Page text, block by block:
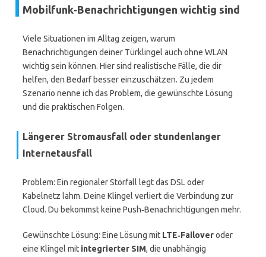
Mobilfunk‑Benachrichtigungen wichtig sind
Viele Situationen im Alltag zeigen, warum
Benachrichtigungen deiner Türklingel auch ohne WLAN
wichtig sein können. Hier sind realistische Fälle, die dir
helfen, den Bedarf besser einzuschätzen. Zu jedem
Szenario nenne ich das Problem, die gewünschte Lösung
und die praktischen Folgen.
Längerer Stromausfall oder stundenlanger
Internetausfall
Problem: Ein regionaler Störfall legt das DSL oder
Kabelnetz lahm. Deine Klingel verliert die Verbindung zur
Cloud. Du bekommst keine Push‑Benachrichtigungen mehr.
Gewünschte Lösung: Eine Lösung mit LTE‑Failoveroder
eine Klingel mit integrierter SIM, die unabhängig